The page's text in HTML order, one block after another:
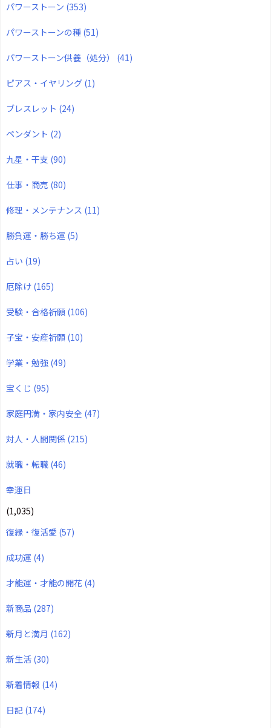
パワーストーン (353)
パワーストーンの種 (51)
パワーストーン供養（処分） (41)
ピアス・イヤリング (1)
ブレスレット (24)
ペンダント (2)
九星・干支 (90)
仕事・商売 (80)
修理・メンテナンス (11)
勝負運・勝ち運 (5)
占い (19)
厄除け (165)
受験・合格祈願 (106)
子宝・安産祈願 (10)
学業・勉強 (49)
宝くじ (95)
家庭円満・家内安全 (47)
対人・人間関係 (215)
就職・転職 (46)
幸運日
(1,035)
復縁・復活愛 (57)
成功運 (4)
才能運・才能の開花 (4)
新商品 (287)
新月と満月 (162)
新生活 (30)
新着情報 (14)
日記 (174)